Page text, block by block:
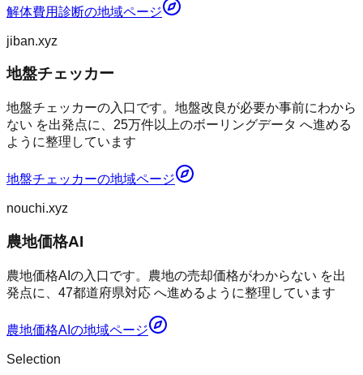
解体費用診断の地域ページ
jiban.xyz
地盤チェッカー
地盤チェッカーの入口です。地盤改良が必要か事前にわから
ない を出発点に、25万件以上のボーリングデータ へ進める
ように整理しています
地盤チェッカーの地域ページ
nouchi.xyz
農地価格AI
農地価格AIの入口です。農地の売却価格がわからない を出
発点に、47都道府県対応 へ進めるように整理しています
農地価格AI の地域ページ
Selection